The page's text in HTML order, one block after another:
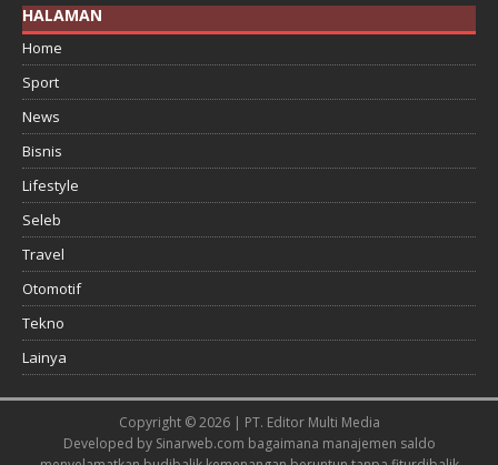
HALAMAN
Home
Sport
News
Bisnis
Lifestyle
Seleb
Travel
Otomotif
Tekno
Lainya
Copyright © 2026 | PT. Editor Multi Media
Developed by Sinarweb.com bagaimana manajemen saldo